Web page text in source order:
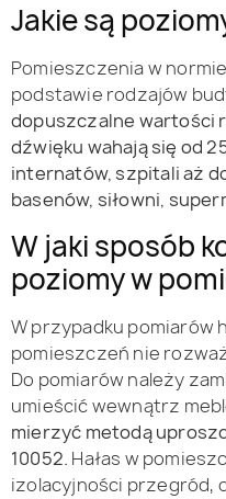
Jakie są
Pomieszczenia w
podstawie rodzajów
dopuszczalne wartości
dźwięku wahają się od
internatów, szpitali aż
basenów, siłowni,
W jaki sposób
poziomy w
W przypadku pomiarów
pomieszczeń nie
Do pomiarów należy
umieścić wewnątrz
mierzyć metodą
10052. Hałas w
izolacyjności przegród,